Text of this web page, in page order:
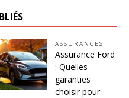
ASSURANCES
Assurance Ford
: Quelles
garanties
choisir pour